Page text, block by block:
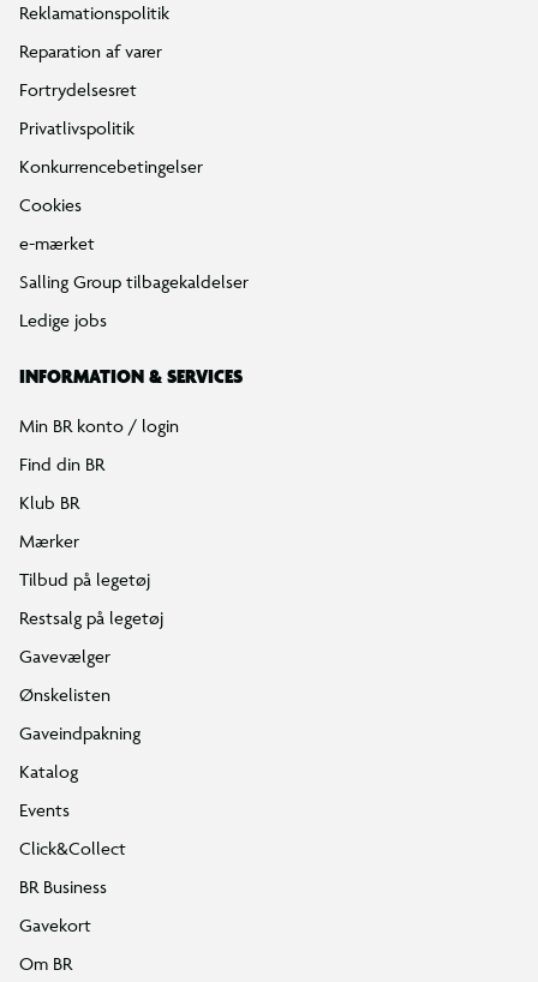
Reklamationspolitik
Reparation af varer
Fortrydelsesret
Privatlivspolitik
Konkurrencebetingelser
Cookies
e-mærket
Salling Group tilbagekaldelser
Ledige jobs
INFORMATION & SERVICES
Min BR konto / login
Find din BR
Klub BR
Mærker
Tilbud på legetøj
Restsalg på legetøj
Gavevælger
Ønskelisten
Gaveindpakning
Katalog
Events
Click&Collect
BR Business
Gavekort
Om BR